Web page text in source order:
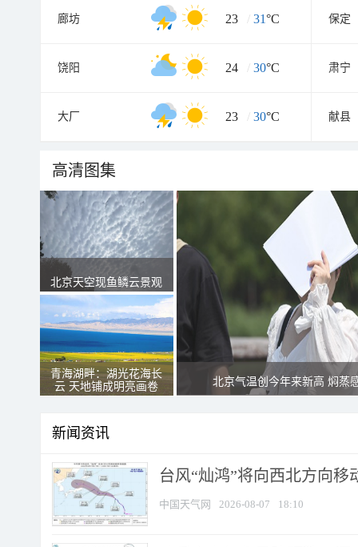
廊坊 23 / 31°C 保定
饶阳 24 / 30°C 肃宁
大厂 23 / 30°C 献县
高清图集
北京天空现鱼鳞云景观
青海湖畔：湖光花海长
云 天地铺成明亮画卷
北京气温创今年来新高 焖蒸
新闻资讯
台风“灿鸿”将向西北方向移
中国天气网 2026-08-07 18:10